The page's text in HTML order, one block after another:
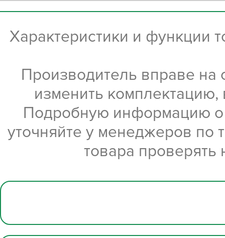
Характеристики и функции
Производитель вправе на
изменить комплектацию,
Подробную информацию о
уточняйте у менеджеров по
товара